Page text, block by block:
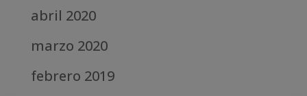
abril 2020
marzo 2020
febrero 2019